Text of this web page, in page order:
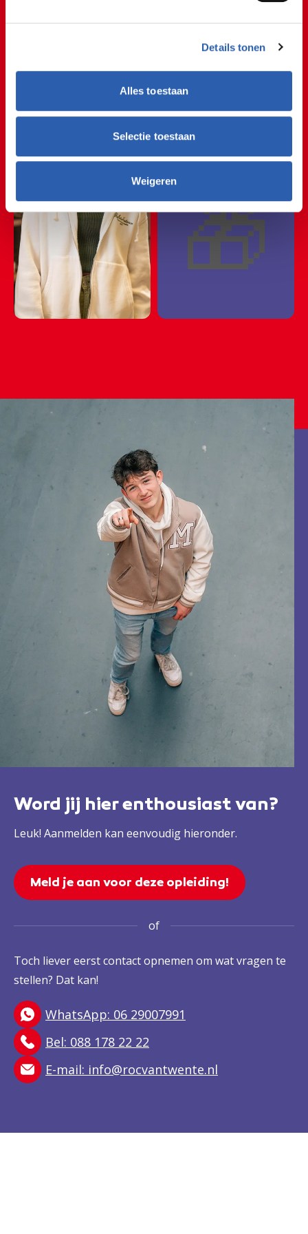
Details tonen
Alles toestaan
Selectie toestaan
Weigeren
Sold out
🎁
Word jij hier enthousiast van?
Leuk! Aanmelden kan eenvoudig hieronder.
Meld je aan voor deze opleiding!
of
Toch liever eerst contact opnemen om wat vragen te
stellen? Dat kan!
WhatsApp: 06 29007991
Bel: 088 178 22 22
E-mail: info@rocvantwente.nl